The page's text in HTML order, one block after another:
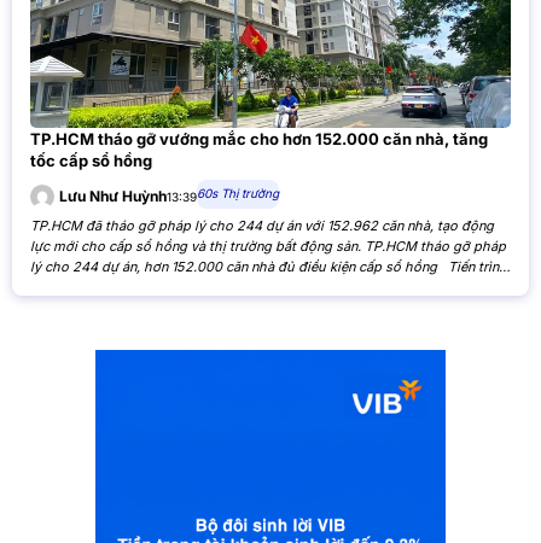
TP.HCM tháo gỡ vướng mắc cho hơn 152.000 căn nhà, tăng
tốc cấp sổ hồng
Lưu Như Huỳnh13:3960s Thị trường
TP.HCM đã tháo gỡ pháp lý cho 244 dự án với 152.962 căn nhà, tạo động
lực mới cho cấp sổ hồng và thị trường bất động sản. TP.HCM tháo gỡ pháp
lý cho 244 dự án, hơn 152.000 căn nhà đủ điều kiện cấp sổ hồng Tiến trình